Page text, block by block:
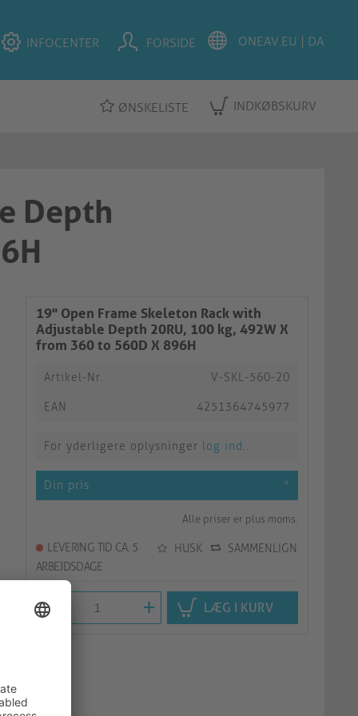
INFOCENTER FORSIDE
ØNSKELISTE INDKØBSKURV
Depth
19" Open Frame Skeleton Rack with
Adjustable Depth 20RU, 100 kg, 492W X
from 360 to 560D X 896H
Artikel-Nr. V-SKL-560-20
EAN 4251364745977
For yderligere oplysninger log ind..
Din pris *
Alle priser er plus moms.
LEVERING TID CA. 5
ARBEJDSDAGE
HUSK SAMMENLIGN
- + LÆG I KURV